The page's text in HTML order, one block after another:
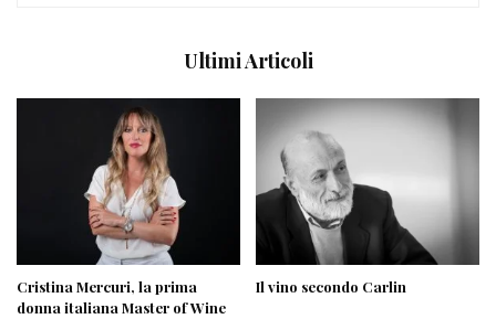
Ultimi Articoli
Cristina Mercuri, la prima
donna italiana Master of Wine
Il vino secondo Carlin